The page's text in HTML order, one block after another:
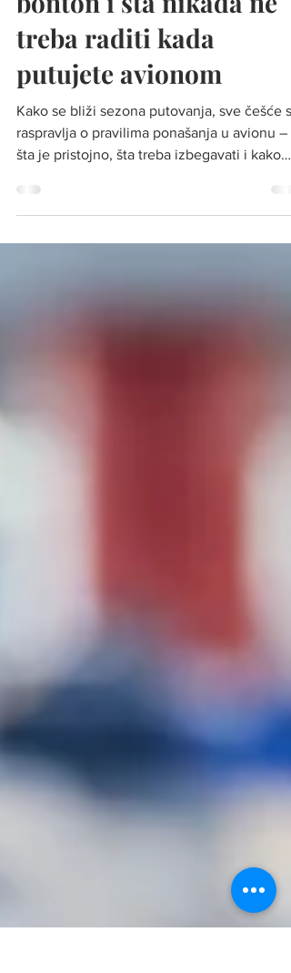
Mar 12, 2025
Trikovi i saveti: Avionski
bonton i šta nikada ne
treba raditi kada
putujete avionom
Kako se bliži sezona putovanja, sve češće
raspravlja o pravilima ponašanja u avionu –